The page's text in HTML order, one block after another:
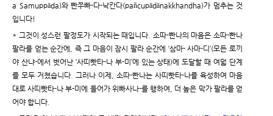
a Samuppāda)와 빤쭈빠-다-낙칸다(pañcupādānakkhandha)가 멈추는 것
입니다!
* 그것이 성스런 팔정도가 시작되는 때입니다. 소따-빤나의 마음은 소따-빤나
팔라를 얻는 순간에, 즉 그 마음이 잠시 팔라 순간에 ‘삼마- 사마-디’(모든 로끼
야 산냐-에서 벗어난 ‘사띠빳타-나 부-미’에 있는 상태)에 도달할 때 여덟 단계
를 모두 거쳤습니다. 그러나 이제, 소따-빤나는 사띠빳타-나를 육성하여 마음
대로 사띠빳타-나 부-미에 들어가 위빠사나-를 행하여, 더 높은 막가 팔라를 얻
어야 합니다.